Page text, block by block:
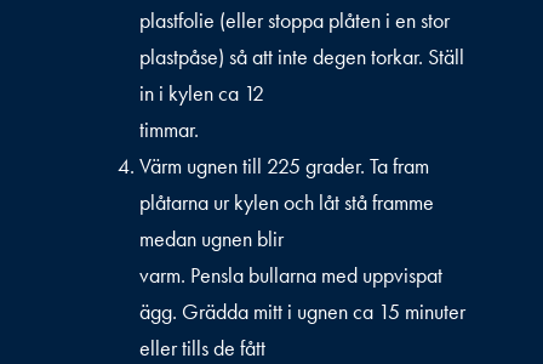
plastfolie (eller stoppa plåten i en stor
plastpåse) så att inte degen torkar. Ställ
in i kylen ca 12
timmar.
Värm ugnen till 225 grader. Ta fram
plåtarna ur kylen och låt stå framme
medan ugnen blir
varm. Pensla bullarna med uppvispat
ägg. Grädda mitt i ugnen ca 15 minuter
eller tills de fått